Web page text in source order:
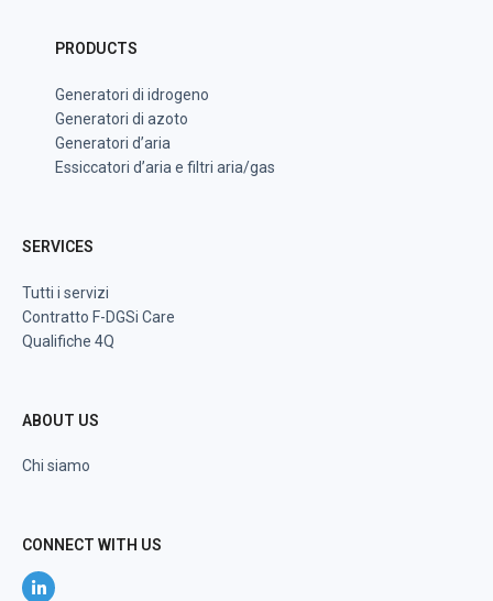
PRODUCTS
Generatori di idrogeno
Generatori di azoto
Generatori d’aria
Essiccatori d’aria e filtri aria/gas
SERVICES
Tutti i servizi
Contratto F-DGSi Care
Qualifiche 4Q
ABOUT US
Chi siamo
CONNECT WITH US